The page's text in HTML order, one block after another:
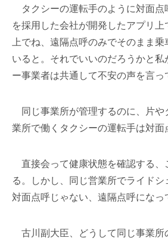
タクシーの運転手のように対面点
を採用した会社が開発したアプリ上
上でね、遠隔点呼のみでそのまま
いると。それでいいのだろうかと私
ー事業者は共通して不安の声を言っ
同じ事業所が管理するのに、片や
業所で働くタクシーの運転手は対面
直接会って健康状態を確認する、
る。しかし、同じ営業所でライド
対面点呼じゃない、遠隔点呼になっ
古川副大臣、どうして同じ事業所